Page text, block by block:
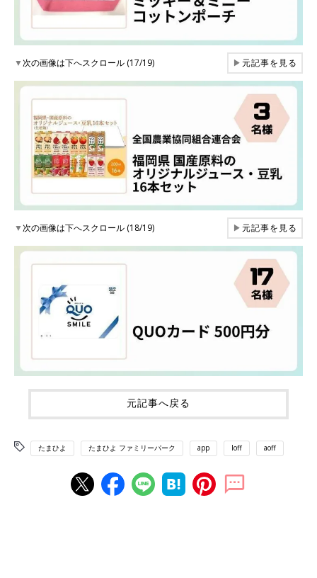
▼次の画像は下へスクロール (17/19) ▶元記事を見る
▼次の画像は下へスクロール (18/19) ▶元記事を見る
元記事へ戻る
たまひよ たまひよ ファミリーパーク app loff aoff